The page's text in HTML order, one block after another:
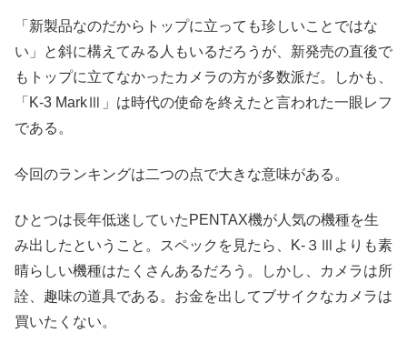
「新製品なのだからトップに立っても珍しいことではな
い」と斜に構えてみる人もいるだろうが、新発売の直後で
もトップに立てなかったカメラの方が多数派だ。しかも、
「K-3 MarkⅢ」は時代の使命を終えたと言われた一眼レフ
である。
今回のランキングは二つの点で大きな意味がある。
ひとつは長年低迷していたPENTAX機が人気の機種を生
み出したということ。スペックを見たら、K-３Ⅲよりも素
晴らしい機種はたくさんあるだろう。しかし、カメラは所
詮、趣味の道具である。お金を出してブサイクなカメラは
買いたくない。